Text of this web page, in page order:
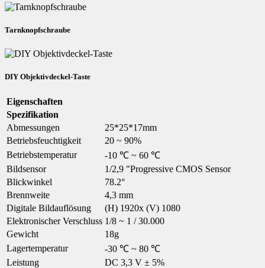
Tarnknopfschraube
DIY Objektivdeckel-Taste
Eigenschaften
Spezifikation
Abmessungen
25*25*17mm
Betriebsfeuchtigkeit
20 ~ 90%
Betriebstemperatur
-10 ℃ ~ 60 ℃
Bildsensor
1/2,9 "Progressive CMOS Sensor
Blickwinkel
78.2°
Brennweite
4,3 mm
Digitale Bildauflösung
(H) 1920x (V) 1080
Elektronischer Verschluss 1/8 ~ 1 / 30.000
Gewicht
18g
Lagertemperatur
-30 ℃ ~ 80 ℃
Leistung
DC 3,3 V ± 5%